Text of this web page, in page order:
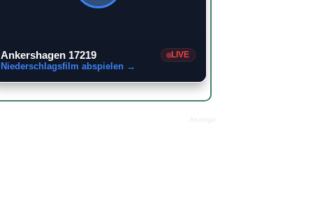
Ankershagen 17219 LIVE
Niederschlagsfilm abspielen →